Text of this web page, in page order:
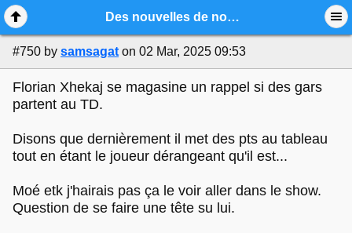
Des nouvelles de nos espoirs 2024-25
#750 by samsagat on 02 Mar, 2025 09:53
Florian Xhekaj se magasine un rappel si des gars
partent au TD.
Disons que dernièrement il met des pts au tableau
tout en étant le joueur dérangeant qu'il est...
Moé etk j'hairais pas ça le voir aller dans le show.
Question de se faire une tête su lui.